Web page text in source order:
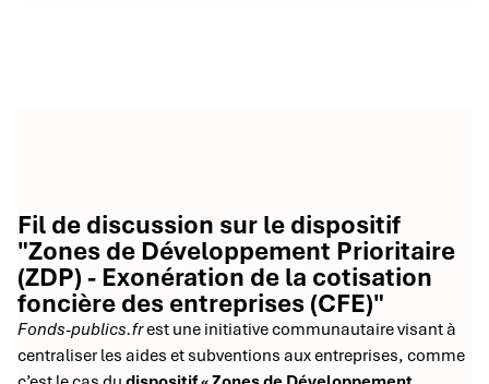
Fil de discussion sur le dispositif
"Zones de Développement Prioritaire
(ZDP) - Exonération de la cotisation
foncière des entreprises (CFE)"
Fonds-publics.frest une initiative communautaire visant à
centraliser les aides et subventions aux entreprises, comme